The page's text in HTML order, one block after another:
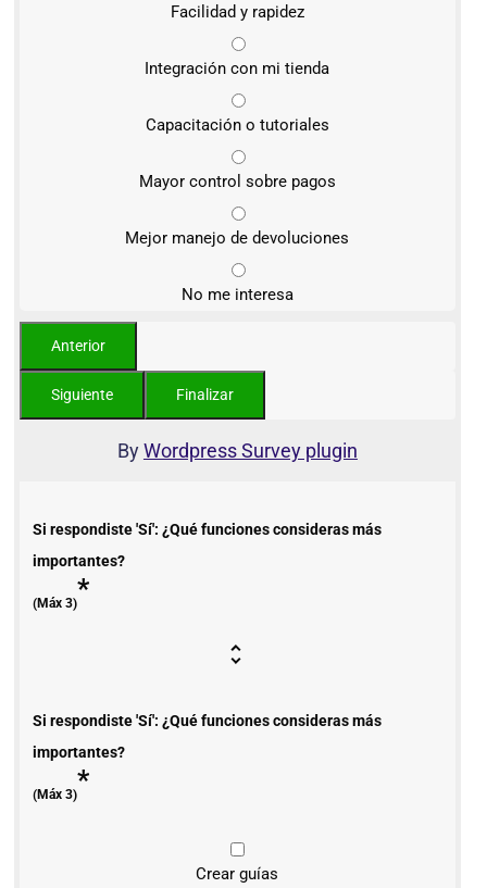
Facilidad y rapidez
Integración con mi tienda
Capacitación o tutoriales
Mayor control sobre pagos
Mejor manejo de devoluciones
No me interesa
ByWordpress Survey plugin
Si respondiste 'Sí': ¿Qué funciones consideras más
importantes?
(Máx 3)*
Si respondiste 'Sí': ¿Qué funciones consideras más
importantes?
(Máx 3)*
Crear guías